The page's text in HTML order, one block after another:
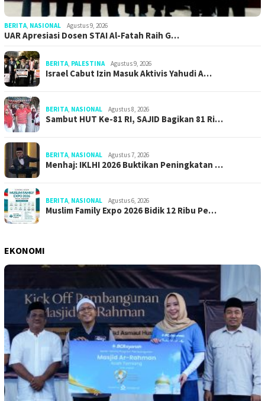
BERITA, NASIONAL Agustus 9, 2026
UAR Apresiasi Dosen STAI Al-Fatah Raih G…
BERITA, PALESTINA Agustus 9, 2026
Israel Cabut Izin Masuk Aktivis Yahudi A…
BERITA, NASIONAL Agustus 8, 2026
Sambut HUT Ke-81 RI, SAJID Bagikan 81 Ri…
BERITA, NASIONAL Agustus 7, 2026
Menhaj: IKLHI 2026 Buktikan Peningkatan …
BERITA, NASIONAL Agustus 6, 2026
Muslim Family Expo 2026 Bidik 12 Ribu Pe…
EKONOMI